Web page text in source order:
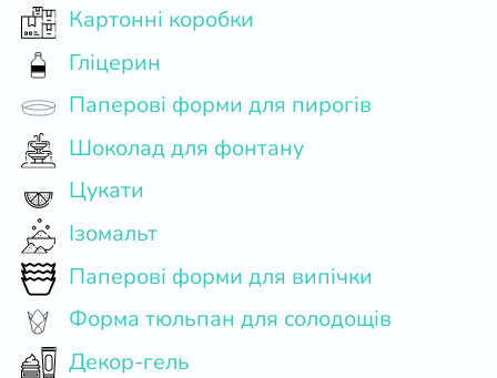
Картонні коробки
Гліцерин
Паперові форми для пирогів
Шоколад для фонтану
Цукати
Ізомальт
Паперові форми для випічки
Форма тюльпан для солодощів
Декор-гель